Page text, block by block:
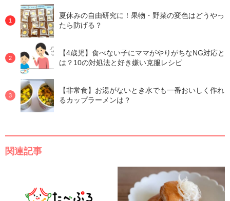
夏休みの自由研究に！果物・野菜の変色はどうやっ
たら防げる？
【4歳児】食べない子にママがやりがちなNG対応と
は？10の対処法と好き嫌い克服レシピ
【非常食】お湯がないとき水でも一番おいしく作れ
るカップラーメンは？
関連記事